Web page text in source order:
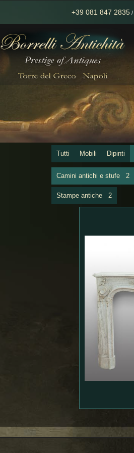
+39 081 847 2835 /
Tutti Mobili Dipinti
Camini antichi e stufe 2
Stampe antiche 2